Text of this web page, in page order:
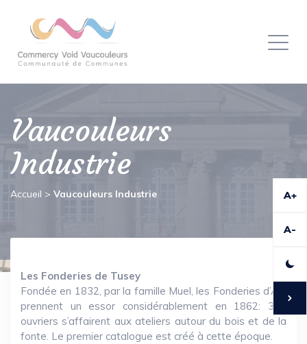
Vaucouleurs
Industrie
Accueil > Vaucouleurs Industrie
Les Fonderies de Tusey
Fondée en 1832, par la famille Muel, les Fonderies d’Art
prennent un essor considérablement en 1862: 350
ouvriers s’affairent aux ateliers autour du bois et de la
fonte. Le premier catalogue est créé à cette époque.
A+
A-